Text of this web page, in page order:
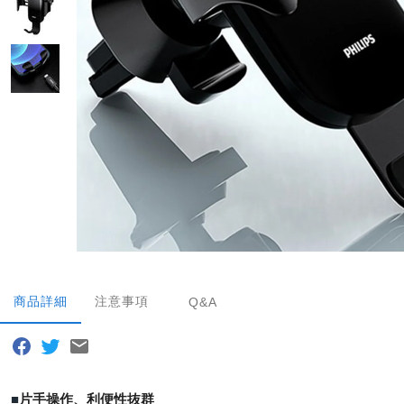
商品詳細 注意事項 Q&A
■片手操作、利便性抜群